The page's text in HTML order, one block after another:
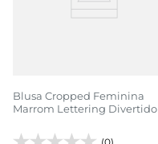
Blusa Cropped Feminina
Marrom Lettering Divertido